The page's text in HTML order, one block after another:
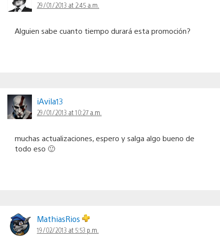
29/01/2013 at 2:45 a.m.
Alguien sabe cuanto tiempo durará esta promoción?
iAvila13
29/01/2013 at 10:27 a.m.
muchas actualizaciones, espero y salga algo bueno de
todo eso 🙂
MathiasRios
19/02/2013 at 5:53 p.m.